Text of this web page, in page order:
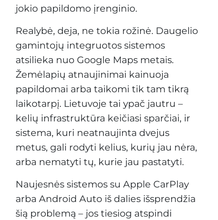
jokio papildomo įrenginio.
Realybė, deja, ne tokia rožinė. Daugelio
gamintojų integruotos sistemos
atsilieka nuo Google Maps metais.
Žemėlapių atnaujinimai kainuoja
papildomai arba taikomi tik tam tikrą
laikotarpį. Lietuvoje tai ypač jautru –
kelių infrastruktūra keičiasi sparčiai, ir
sistema, kuri neatnaujinta dvejus
metus, gali rodyti kelius, kurių jau nėra,
arba nematyti tų, kurie jau pastatyti.
Naujesnės sistemos su Apple CarPlay
arba Android Auto iš dalies išsprendžia
šią problemą – jos tiesiog atspindi